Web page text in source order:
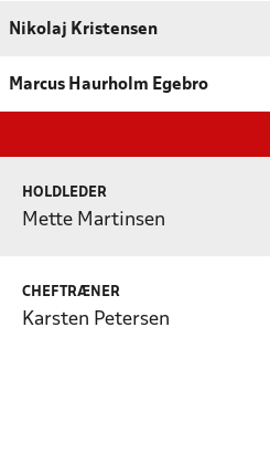
Nikolaj Kristensen
Marcus Haurholm Egebro
HOLDLEDER
Mette Martinsen
CHEFTRÆNER
Karsten Petersen